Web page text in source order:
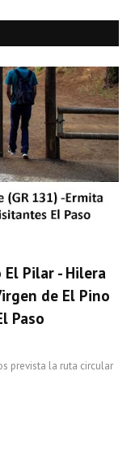
Pilar - Hilera
de El Pino
Paso
prevista la ruta circular